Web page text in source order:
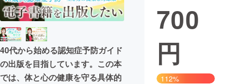
ビジネス・起業 チャレンジ
まちづくり・地域活性化
CAMPFIRE for Social Good
CAMPFIRE Creation
40代から始める認知症予防ガイド
の出版を目指しています。この本
では、体と心の健康を守る具体的
700
円
112%